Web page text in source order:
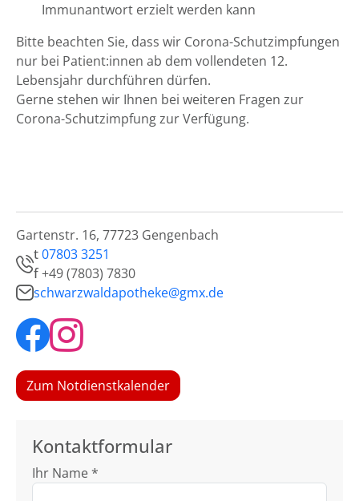
Immunantwort erzielt werden kann
Bitte beachten Sie, dass wir Corona-Schutzimpfungen
nur bei Patient:innen ab dem vollendeten 12.
Lebensjahr durchführen dürfen.
Gerne stehen wir Ihnen bei weiteren Fragen zur
Corona-Schutzimpfung zur Verfügung.
Gartenstr. 16, 77723 Gengenbach
t07803 3251
f+49 (7803) 7830
schwarzwaldapotheke@gmx.de
Zum Notdienstkalender
Kontaktformular
Ihr Name *